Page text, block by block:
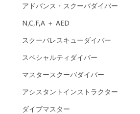
アドバンス・スクーバダイバー
N,C,F,A ＋ AED
スクーバレスキューダイバー
スペシャルティダイバー
マスタースクーバダイバー
アシスタントインストラクター
ダイブマスター